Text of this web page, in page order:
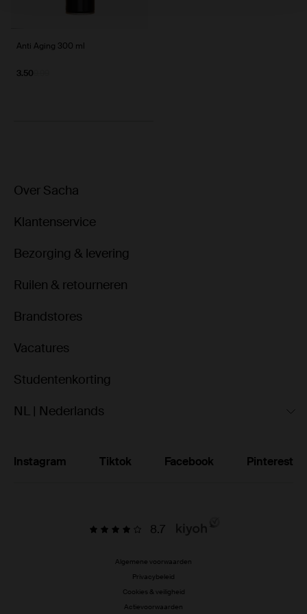
Anti Aging 300 ml
3.50
Over Sacha
Klantenservice
Bezorging & levering
Ruilen & retourneren
Brandstores
Vacatures
Studentenkorting
NL | Nederlands
Instagram Tiktok Facebook Pinterest
8.7
Algemene voorwaarden
Privacybeleid
Cookies & veiligheid
Actievoorwaarden